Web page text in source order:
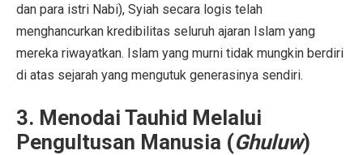
dan para istri Nabi), Syiah secara logis telah
menghancurkan kredibilitas seluruh ajaran Islam yang
mereka riwayatkan. Islam yang murni tidak mungkin berdiri
di atas sejarah yang mengutuk generasinya sendiri.
3. Menodai Tauhid Melalui
Pengultusan Manusia (Ghuluw)